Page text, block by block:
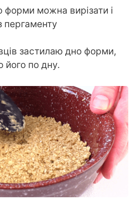
форми можна вирізати і
пергаменту
застилаю дно форми,
його по дну.